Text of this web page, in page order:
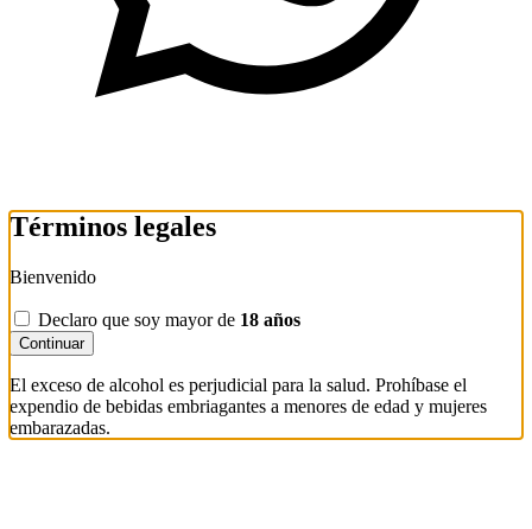
Términos legales
Bienvenido
Declaro que soy mayor de 18 años
Continuar
El exceso de alcohol es perjudicial para la salud. Prohíbase el
expendio de bebidas embriagantes a menores de edad y mujeres
embarazadas.